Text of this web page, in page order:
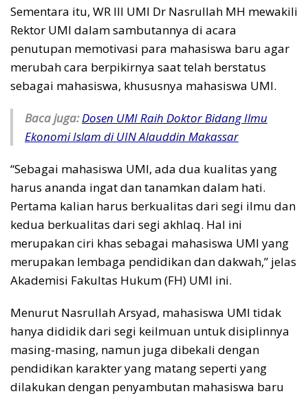
Sementara itu, WR III UMI Dr Nasrullah MH mewakili
Rektor UMI dalam sambutannya di acara
penutupan memotivasi para mahasiswa baru agar
merubah cara berpikirnya saat telah berstatus
sebagai mahasiswa, khususnya mahasiswa UMI.
Baca juga: Dosen UMI Raih Doktor Bidang Ilmu
Ekonomi Islam di UIN Alauddin Makassar
“Sebagai mahasiswa UMI, ada dua kualitas yang
harus ananda ingat dan tanamkan dalam hati.
Pertama kalian harus berkualitas dari segi ilmu dan
kedua berkualitas dari segi akhlaq. Hal ini
merupakan ciri khas sebagai mahasiswa UMI yang
merupakan lembaga pendidikan dan dakwah,” jelas
Akademisi Fakultas Hukum (FH) UMI ini.
Menurut Nasrullah Arsyad, mahasiswa UMI tidak
hanya dididik dari segi keilmuan untuk disiplinnya
masing-masing, namun juga dibekali dengan
pendidikan karakter yang matang seperti yang
dilakukan dengan penyambutan mahasiswa baru